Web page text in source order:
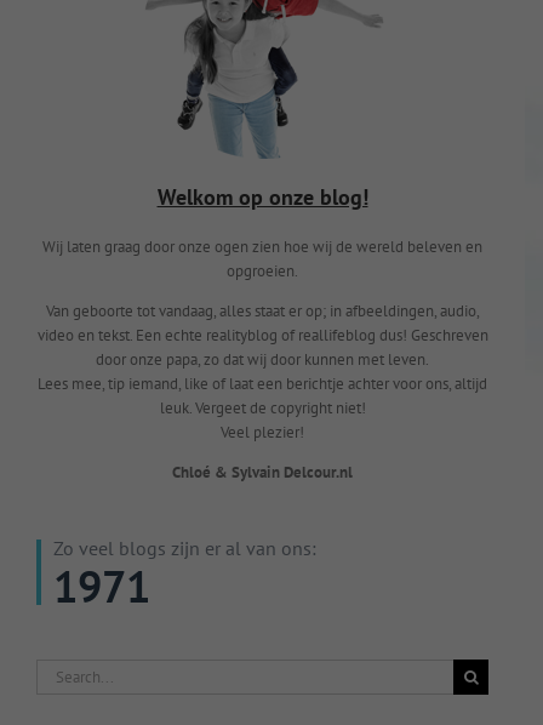
Welkom op onze blog!
Wij laten graag door onze ogen zien hoe wij de wereld beleven en
opgroeien.
Van geboorte tot vandaag, alles staat er op; in afbeeldingen, audio,
video en tekst. Een echte realityblog of reallifeblog dus! Geschreven
door onze papa, zo dat wij door kunnen met leven.
Lees mee, tip iemand, like of laat een berichtje achter voor ons, altijd
leuk. Vergeet de copyright niet!
Veel plezier!
Chloé & Sylvain Delcour.nl
Zo veel blogs zijn er al van ons:
1971
Search